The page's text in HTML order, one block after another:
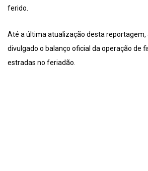
ferido.
Até a última atualização desta reportagem,
divulgado o balanço oficial da operação de
estradas no feriadão.